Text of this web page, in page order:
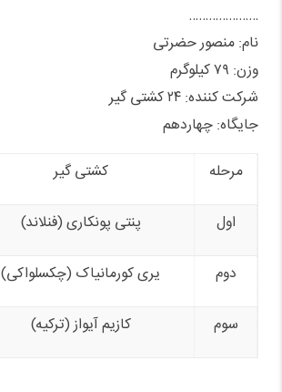
…………………
نام: منصور حضرتی
وزن: ۷۹ کیلوگرم
شرکت کننده: ۲۴ کشتی گیر
جایگاه: چهاردهم
مرحله
کشتی گیر
اول پنتی پونکاری (فنلاند)
دوم یری کورمانیاک (چکسلواکی)
سوم کازیم آیواز (ترکیه)